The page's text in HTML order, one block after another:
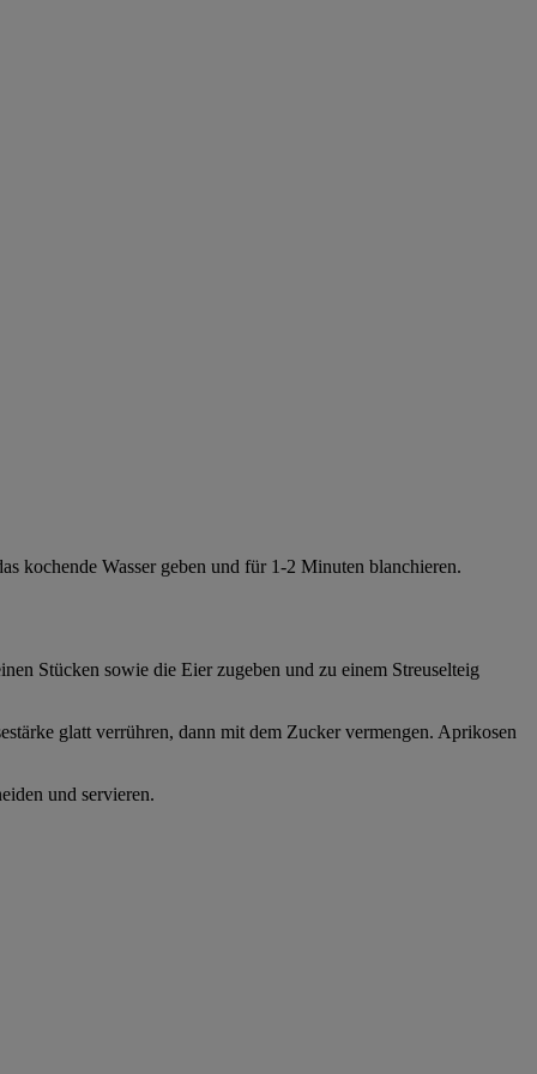
kochende Wasser geben und für 1-2 Minuten blanchieren.
Stücken sowie die Eier zugeben und zu einem Streuselteig
glatt verrühren, dann mit dem Zucker vermengen. Aprikosen
und servieren.